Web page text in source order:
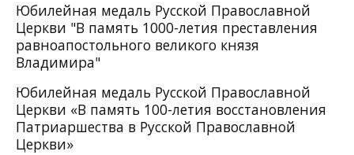
Юбилейная медаль Русской Православной
Церкви "В память 1000-летия преставления
равноапостольного великого князя
Владимира"
Юбилейная медаль Русской Православной
Церкви «В память 100-летия восстановления
Патриаршества в Русской Православной
Церкви»